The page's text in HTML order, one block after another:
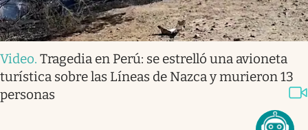
Video. Tragedia en Perú: se estrelló una avioneta
turística sobre las Líneas de Nazca y murieron 13
personas